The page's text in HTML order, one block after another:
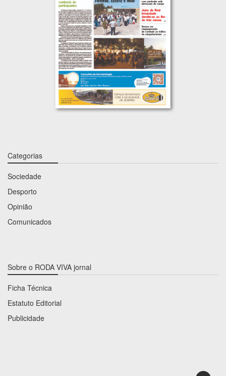
Categorias
Sociedade
Desporto
Opinião
Comunicados
Sobre o RODA VIVA jornal
Ficha Técnica
Estatuto Editorial
Publicidade